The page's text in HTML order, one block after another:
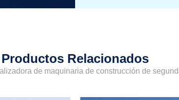
Productos Relacionados
de maquinaria de construcción de